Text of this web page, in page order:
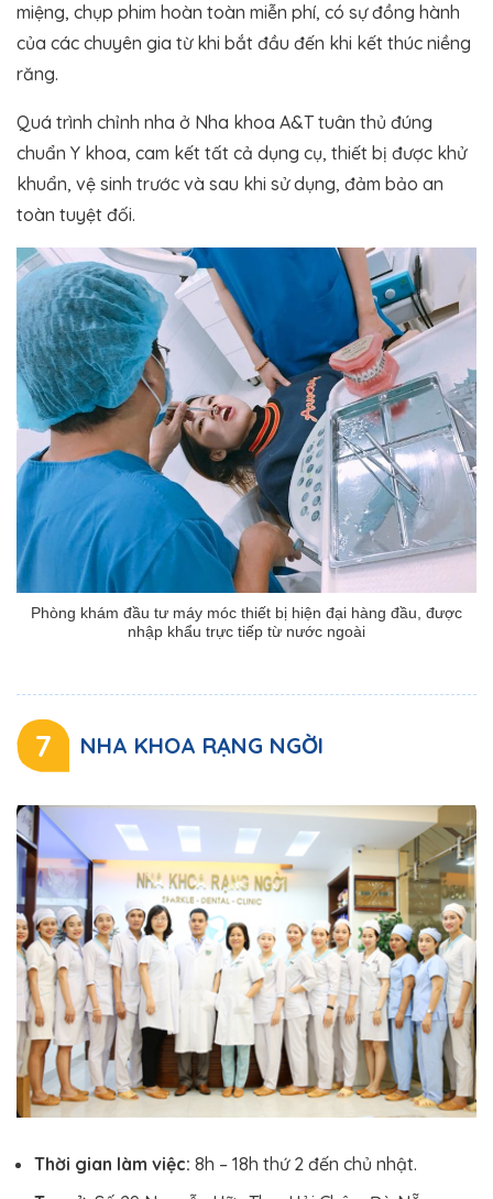
miệng, chụp phim hoàn toàn miễn phí, có sự đồng hành
của các chuyên gia từ khi bắt đầu đến khi kết thúc niềng
răng.
Quá trình chỉnh nha ở Nha khoa A&T tuân thủ đúng
chuẩn Y khoa, cam kết tất cả dụng cụ, thiết bị được khử
khuẩn, vệ sinh trước và sau khi sử dụng, đảm bảo an
toàn tuyệt đối.
Phòng khám đầu tư máy móc thiết bị hiện đại hàng đầu, được
nhập khẩu trực tiếp từ nước ngoài
7 NHA KHOA RẠNG NGỜI
Thời gian làm việc: 8h – 18h thứ 2 đến chủ nhật.